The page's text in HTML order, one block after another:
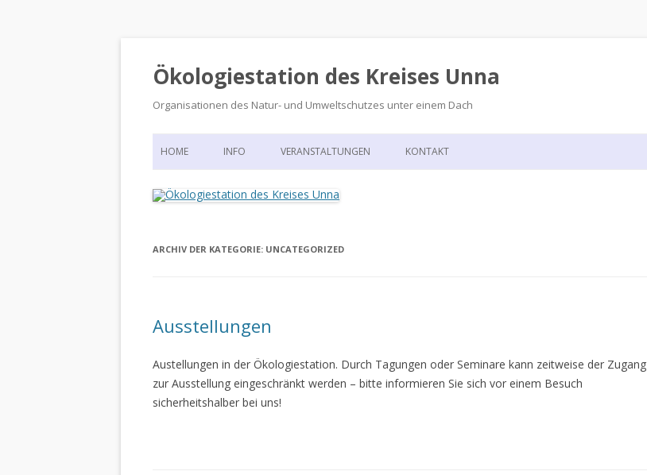
Ökologiestation des Kreises Unna
Organisationen des Natur- und Umweltschutzes unter einem Dach
Zum
HOME INFO VERANSTALTUNGEN KONTAKT
ARCHIV DER KATEGORIE: UNCATEGORIZED
Ausstellungen
Austellungen in der Ökologiestation. Durch Tagungen oder Seminare kann zeitweise der Zugang
zur Ausstellung eingeschränkt werden – bitte informieren Sie sich vor einem Besuch
sicherheitshalber bei uns!